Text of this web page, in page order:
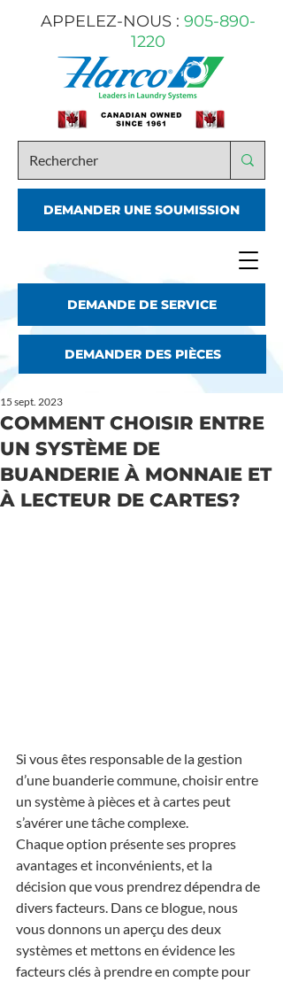
APPELEZ-NOUS : 905-890-
1220
DEMANDER UNE SOUMISSION
DEMANDE DE SERVICE
DEMANDER DES PIÈCES
COMMENT CHOISIR ENTRE
UN SYSTÈME DE
BUANDERIE À MONNAIE ET
À LECTEUR DE CARTES?
15 sept. 2023
Si vous êtes responsable de la gestion
d’une buanderie commune, choisir entre
un système à pièces et à cartes peut
s’avérer une tâche complexe.
Chaque option présente ses propres
avantages et inconvénients, et la
décision que vous prendrez dépendra de
divers facteurs. Dans ce blogue, nous
vous donnons un aperçu des deux
systèmes et mettons en évidence les
facteurs clés à prendre en compte pour